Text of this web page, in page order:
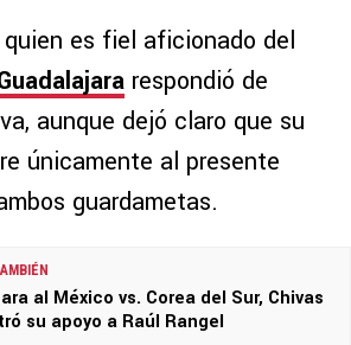
quien es fiel aficionado del
respondió de
aunque dejó claro que su
únicamente al presente
guardametas.
al México vs. Corea del Sur, Chivas
su apoyo a Raúl Rangel